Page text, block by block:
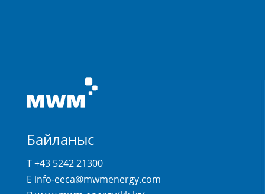
Байланыс
T +43 5242 21300
E info-eeca@mwmenergy.com